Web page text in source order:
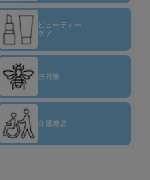
ビューティー
ケア
虫対策
介護用品